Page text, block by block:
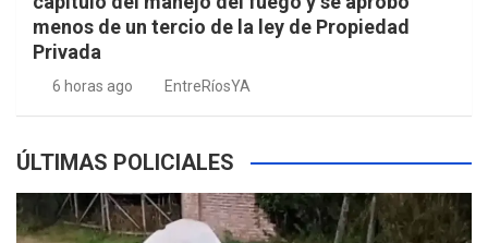
menos de un tercio de la ley de Propiedad
Privada
6 horas ago EntreRíosYA
ÚLTIMAS POLICIALES